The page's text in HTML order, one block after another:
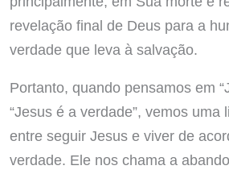
revelação final de Deus para a
verdade que leva à salvação.
Portanto, quando pensamos em
“Jesus é a verdade”, vemos uma
entre seguir Jesus e viver de
verdade. Ele nos chama a